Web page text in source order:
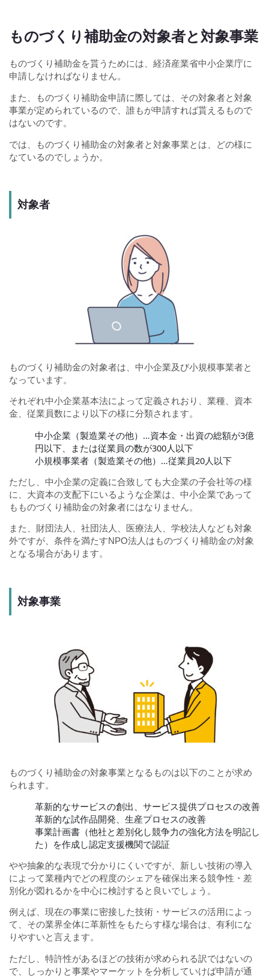
ものづくり補助金の対象者と対象事業
ものづくり補助金を貰うためには、経済産業省中小企業庁に
申請しなければなりません。
また、ものづくり補助金申請に際しては、その対象者と対象
事業が定められているので、誰もが申請すれば貰えるもので
はないのです。
では、ものづくり補助金の対象者と対象事業とは、どの様に
なているのでしょうか。
対象者
ものづくり補助金の対象者は、中小企業及び小規模事業者と
なっています。
それぞれ中小企業基本法によって定義されおり、業種、資本
金、従業員数により以下の様に分類されます。
中小企業（製造業その他）…資本金・出資の総額が3億
円以下、または従業員の数が300人以下
小規模事業者（製造業その他）…従業員20人以下
ただし、中小企業の定義に合致しても大企業の子会社等の様
に、大資本の支配下にいるような企業は、中小企業であって
もものづくり補助金の対象者にはなりません。
また、財団法人、社団法人、医療法人、学校法人なども対象
外ですが、条件を満たすNPO法人はものづくり補助金の対象
となる場合があります。
対象事業
ものづくり補助金の対象事業となるものは以下のことが求め
られます。
革新的なサービスの創出、サービス提供プロセスの改善
革新的な試作品開発、生産プロセスの改善
事業計画書（他社と差別化し競争力の強化方法を明記し
た）を作成し認定支援機関で認証
やや抽象的な表現で分かりにくいですが、新しい技術の導入
によって業種内でどの程度のシェアを確保出来る競争性・差
別化が図れるかを中心に検討すると良いでしょう。
例えば、現在の事業に密接した技術・サービスの活用によっ
て、その業界全体に革新性をもたらす様な場合は、有利にな
りやすいと言えます。
ただし、特許性があるほどの技術が求められる訳ではないの
で、しっかりと事業やマーケットを分析していけば申請が通